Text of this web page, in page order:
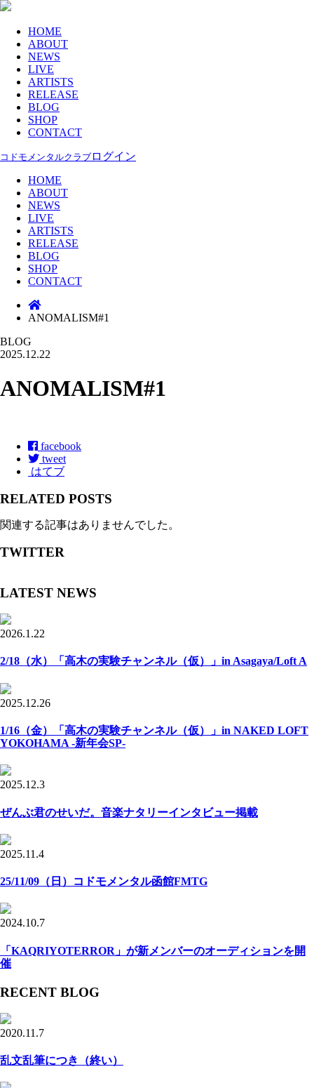
HOME
ABOUT
NEWS
LIVE
ARTISTS
RELEASE
BLOG
SHOP
CONTACT
コドモメンタルクラブ ログイン
HOME
ABOUT
NEWS
LIVE
ARTISTS
RELEASE
BLOG
SHOP
CONTACT
ANOMALISM#1
BLOG
2025.12.22
ANOMALISM#1
facebook
tweet
はてブ
RELATED POSTS
関連する記事はありませんでした。
TWITTER
LATEST NEWS
2026.1.22
2/18（水）「高木の実験チャンネル（仮）」in Asagaya/Loft A
2025.12.26
1/16（金）「高木の実験チャンネル（仮）」in NAKED LOFT
YOKOHAMA -新年会SP-
2025.12.3
ぜんぶ君のせいだ。音楽ナタリーインタビュー掲載
2025.11.4
25/11/09（日）コドモメンタル函館FMTG
2024.10.7
「KAQRIYOTERROR」が新メンバーのオーディションを開
催
RECENT BLOG
2020.11.7
乱文乱筆につき（終い）